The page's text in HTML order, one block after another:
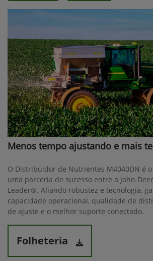
Menos tempo ajustando e mais
O Distribuidor de Nutrientes M4040DN é
uma parceria de sucesso entre a John
Leader®. Aliando robustez e tecnologia,
capacidade operacional, qualidade de
de ajuste e o melhor suporte conectado.
Folheteria